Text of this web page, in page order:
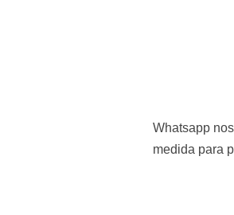
Whatsapp
medida para